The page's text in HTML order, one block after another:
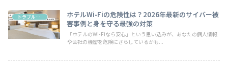
トラブル・お悩み
ホテルWi-Fiの危険性は？2026年最新のサイバー被
害事例と身を守る最強の対策
「ホテルのWi-Fiなら安心」という思い込みが、あなたの個人情報
や会社の機密を危険にさらしているかも...